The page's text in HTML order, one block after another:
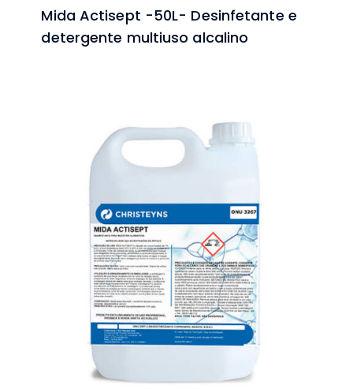
Mida Actisept -50L- Desinfetante e
detergente multiuso alcalino